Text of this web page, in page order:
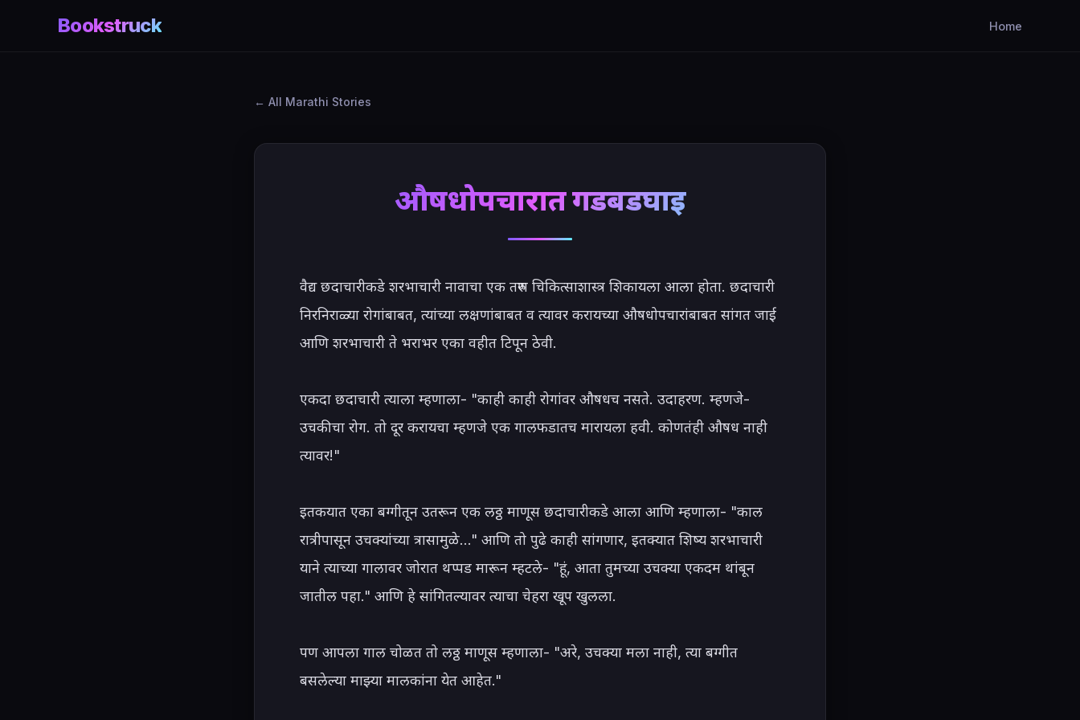
Bookstruck Home
All Marathi Stories
औषधोपचारात गडबडघाई
वैद्य छदाचारीकडे शरभाचारी नावाचा एक तरुण चिकित्साशास्त्र शिकायला आला होता. छदाचारी
निरनिराळ्या रोगांबाबत, त्यांच्या लक्षणांबाबत व त्यावर करायच्या औषधोपचारांबाबत सांगत जाई
आणि शरभाचारी ते भराभर एका वहीत टिपून ठेवी.
एकदा छदाचारी त्याला म्हणाला- "काही काही रोगांवर औषधच नसते. उदाहरण. म्हणजे-
उचकीचा रोग. तो दूर करायचा म्हणजे एक गालफडातच मारायला हवी. कोणतंही औषध नाही
त्यावर!"
इतकयात एका बग्गीतून उतरून एक लठ्ठ माणूस छदाचारीकडे आला आणि म्हणाला- "काल
रात्रीपासून उचक्यांच्या त्रासामुळे..." आणि तो पुढे काही सांगणार, इतक्यात शिष्य शरभाचारी
याने त्याच्या गालावर जोरात थप्पड मारून म्हटले- "हूं, आता तुमच्या उचक्या एकदम थांबून
जातील पहा." आणि हे सांगितल्यावर त्याचा चेहरा खूप खुलला.
पण आपला गाल चोळत तो लठ्ठ माणूस म्हणाला- "अरे, उचक्या मला नाही, त्या बग्गीत
बसलेल्या माझ्या मालकांना येत आहेत."